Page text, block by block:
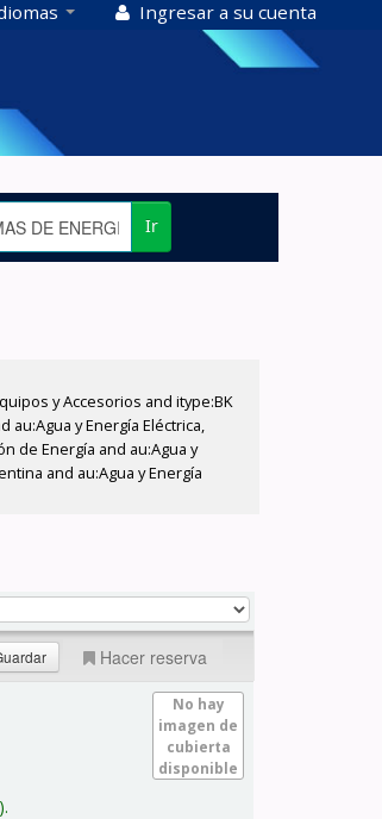
Ingresar a su cuenta
Ir
y Accesorios and itype:BK
au:Agua y Energía Eléctrica,
de Energía and au:Agua y
and au:Agua y Energía
Hacer reserva
No hay
imagen de
cubierta
disponible